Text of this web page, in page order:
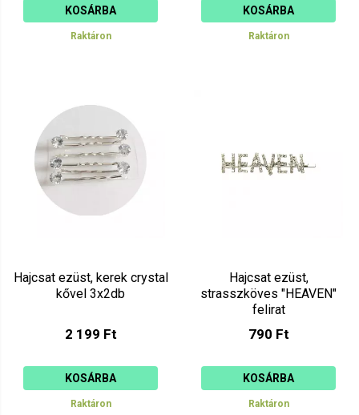
KOSÁRBA
Raktáron
KOSÁRBA
Raktáron
Hajcsat ezüst, kerek crystal
kővel 3x2db
2 199 Ft
KOSÁRBA
Raktáron
Hajcsat ezüst,
strasszköves "HEAVEN"
felirat
790 Ft
KOSÁRBA
Raktáron